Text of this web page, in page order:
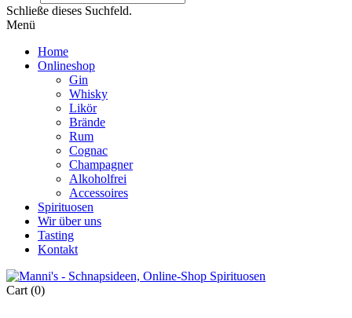
Schließe dieses Suchfeld.
Menü
Home
Onlineshop
Gin
Whisky
Likör
Brände
Rum
Cognac
Champagner
Alkoholfrei
Accessoires
Spirituosen
Wir über uns
Tasting
Kontakt
Cart (0)